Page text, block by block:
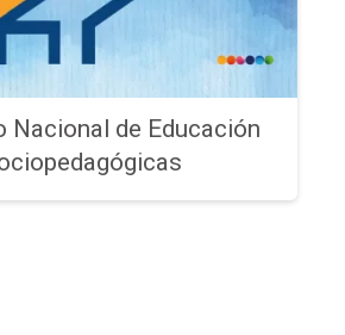
Nacional de Educación